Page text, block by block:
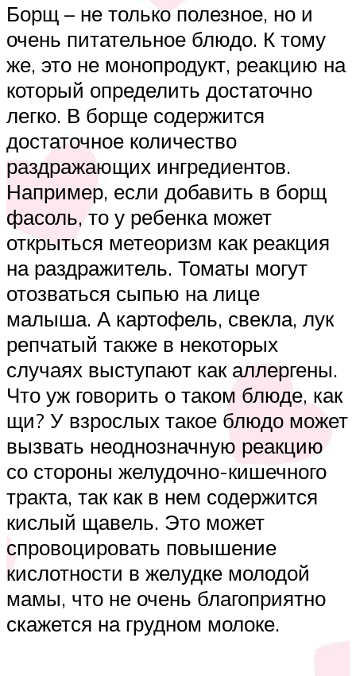
Борщ – не только полезное, но и
очень питательное блюдо. К тому
же, это не монопродукт, реакцию на
который определить достаточно
легко. В борще содержится
достаточное количество
раздражающих ингредиентов.
Например, если добавить в борщ
фасоль, то у ребенка может
открыться метеоризм как реакция
на раздражитель. Томаты могут
отозваться сыпью на лице
малыша. А картофель, свекла, лук
репчатый также в некоторых
случаях выступают как аллергены.
Что уж говорить о таком блюде, как
щи? У взрослых такое блюдо может
вызвать неоднозначную реакцию
со стороны желудочно-кишечного
тракта, так как в нем содержится
кислый щавель. Это может
спровоцировать повышение
кислотности в желудке молодой
мамы, что не очень благоприятно
скажется на грудном молоке.